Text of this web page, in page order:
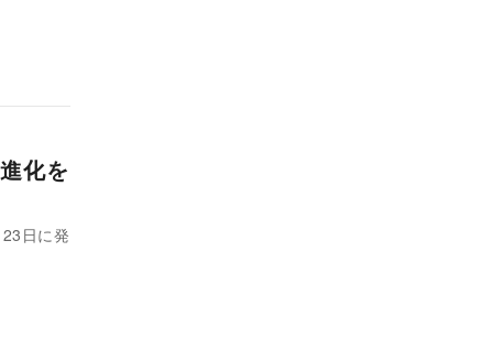
化を
日に発